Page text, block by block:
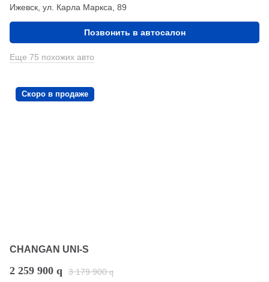
Ижевск, ул. Карла Маркса, 89
Позвонить в автосалон
Еще 75 похожих авто
Скоро в продаже
CHANGAN UNI-S
2 259 900 q 3 179 900 q